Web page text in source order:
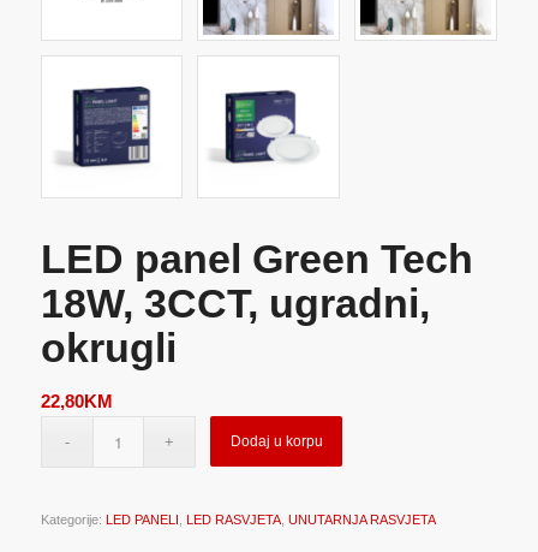
LED panel Green Tech
18W, 3CCT, ugradni,
okrugli
22,80KM
Dodaj u korpu
Kategorije: LED PANELI LED RASVJETA, UNUTARNJA RASVJETA